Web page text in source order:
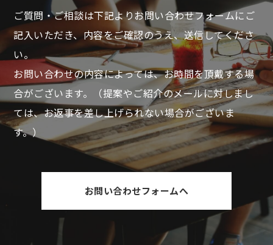
ご質問・ご相談は下記よりお問い合わせフォームにご
記入いただき、内容をご確認のうえ、送信してくださ
い。
お問い合わせの内容によっては、お時間を頂戴する場
合がございます。
（提案やご紹介のメールに対しまし
ては、お返事を差し上げられない場合がございま
す。）
お問い合わせフォームへ